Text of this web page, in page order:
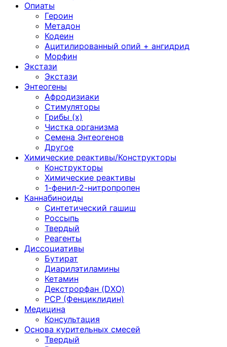
Опиаты
Героин
Метадон
Кодеин
Ацитилированный опий + ангидрид
Морфин
Экстази
Экстази
Энтеогены
Афродизиаки
Стимуляторы
Грибы (х)
Чистка организма
Семена Энтеогенов
Другое
Химические реактивы/Конструкторы
Конструкторы
Химические реактивы
1-фенил-2-нитропропен
Каннабиноиды
Синтетический гашиш
Россыпь
Твердый
Реагенты
Диссоциативы
Бутират
Диарилэтиламины
Кетамин
Декстрорфан (DXO)
PCP (Фенциклидин)
Медицина
Консультация
Основа курительных смесей
Твердый